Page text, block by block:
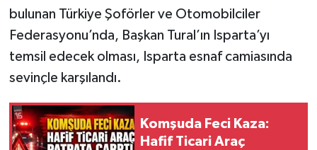
bulunan Türkiye Şoförler ve Otomobilciler
Federasyonu’nda, Başkan Tural’ın Isparta’yı
temsil edecek olması, Isparta esnaf camiasında
sevinçle karşılandı.
Komşuda Feci Kaza:
Hafif Ticari Araç